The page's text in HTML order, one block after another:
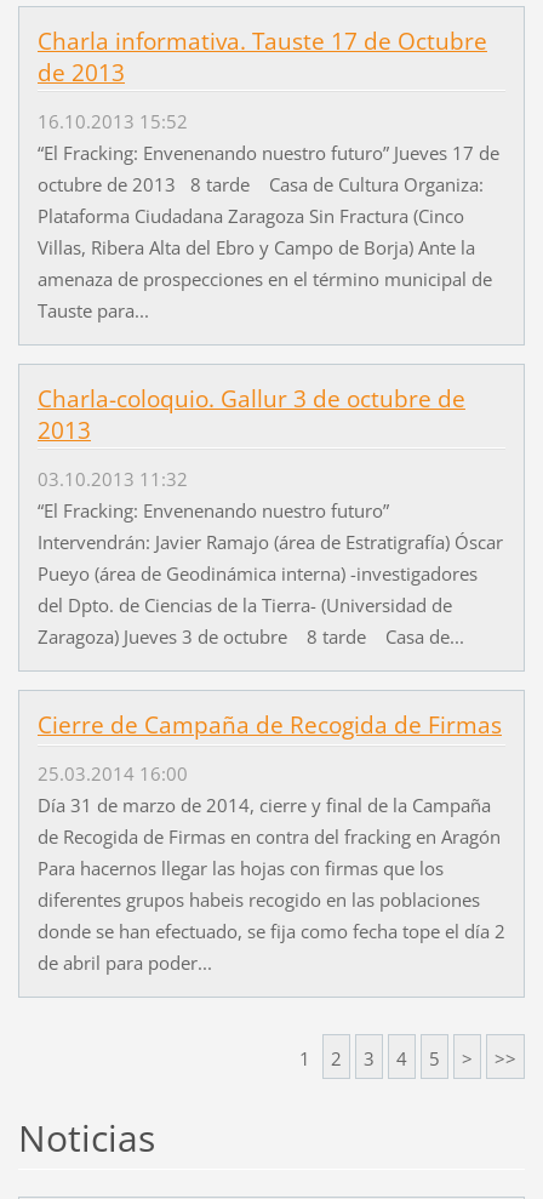
Charla informativa. Tauste 17 de Octubre
de 2013
16.10.2013 15:52
“El Fracking: Envenenando nuestro futuro” Jueves 17 de
octubre de 2013 8 tarde Casa de Cultura Organiza:
Plataforma Ciudadana Zaragoza Sin Fractura (Cinco
Villas, Ribera Alta del Ebro y Campo de Borja) Ante la
amenaza de prospecciones en el término municipal de
Tauste para...
Charla-coloquio. Gallur 3 de octubre de
2013
03.10.2013 11:32
“El Fracking: Envenenando nuestro futuro”
Intervendrán: Javier Ramajo (área de Estratigrafía) Óscar
Pueyo (área de Geodinámica interna) -investigadores
del Dpto. de Ciencias de la Tierra- (Universidad de
Zaragoza) Jueves 3 de octubre 8 tarde Casa de...
Cierre de Campaña de Recogida de Firmas
25.03.2014 16:00
Día 31 de marzo de 2014, cierre y final de la Campaña
de Recogida de Firmas en contra del fracking en Aragón
Para hacernos llegar las hojas con firmas que los
diferentes grupos habeis recogido en las poblaciones
donde se han efectuado, se fija como fecha tope el día 2
de abril para poder...
1 2 3 4 5 > >>
Noticias